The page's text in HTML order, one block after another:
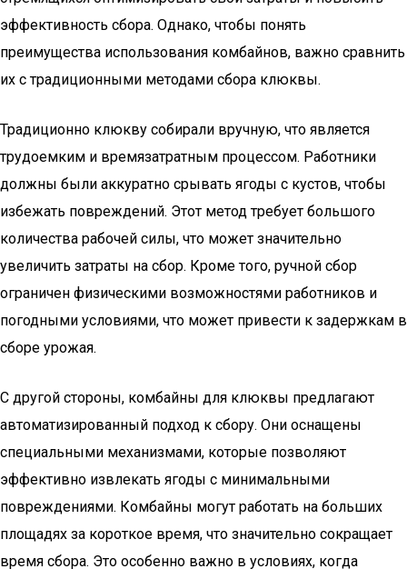
эффективность сбора. Однако, чтобы понять
преимущества использования комбайнов, важно сравнить
их с традиционными методами сбора клюквы.
Традиционно клюкву собирали вручную, что является
трудоемким и времязатратным процессом. Работники
должны были аккуратно срывать ягоды с кустов, чтобы
избежать повреждений. Этот метод требует большого
количества рабочей силы, что может значительно
увеличить затраты на сбор. Кроме того, ручной сбор
ограничен физическими возможностями работников и
погодными условиями, что может привести к задержкам в
сборе урожая.
С другой стороны, комбайны для клюквы предлагают
автоматизированный подход к сбору. Они оснащены
специальными механизмами, которые позволяют
эффективно извлекать ягоды с минимальными
повреждениями. Комбайны могут работать на больших
площадях за короткое время, что значительно сокращает
время сбора. Это особенно важно в условиях, когда